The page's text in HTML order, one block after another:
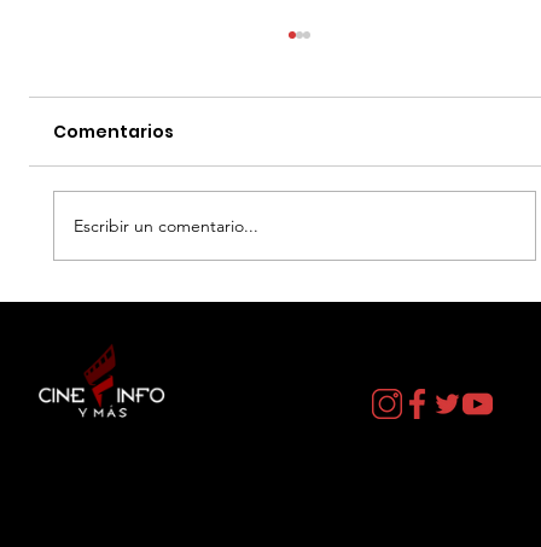
SAMARA SATELITE
Comentarios
Escribir un comentario...